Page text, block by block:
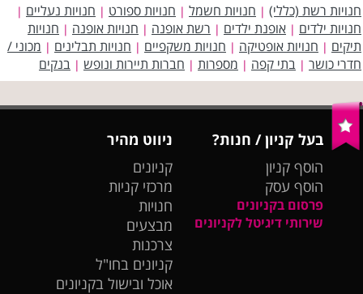
חנויות רשת (כללי) | חנויות חשמל | חנויות ספורט | חנויות נעליים |
חנויות ילדים | אופנת ילדים | רשת אופנה | חנויות אופנה | חנויות
תיקים | חנויות אופטיקה | חנויות משקפיים | חנויות תבלינים | מכוני /
חדרי כושר | בתי קפה | מספרות | חברות תיירות ונופש | בנקים
בעל קניון / חנות?
הוסף קניון
הוסף עסק
פרסום בקניונים
שירותי דיגיטל לקניונים
ניווט מהיר
קניונים
מרכזי קניות
חנויות
מבצעים
צרכנות
קניונים בחו"ל
אוכל ובישול בקניונים